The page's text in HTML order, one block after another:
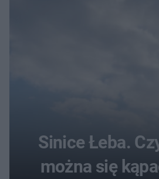
Sinice Łeba.
można się